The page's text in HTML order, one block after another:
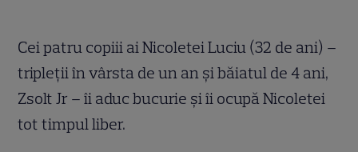
Cei patru copiii ai Nicoletei Luciu (32 de ani) –
tripleţii în vârsta de un an şi băiatul de 4 ani,
Zsolt Jr – îi aduc bucurie şi îi ocupă Nicoletei
tot timpul liber.